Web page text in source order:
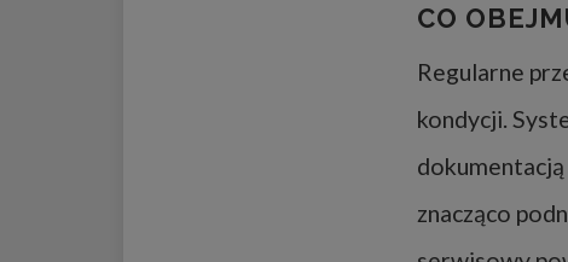
CO
Regularne
kondycji.
znacząco